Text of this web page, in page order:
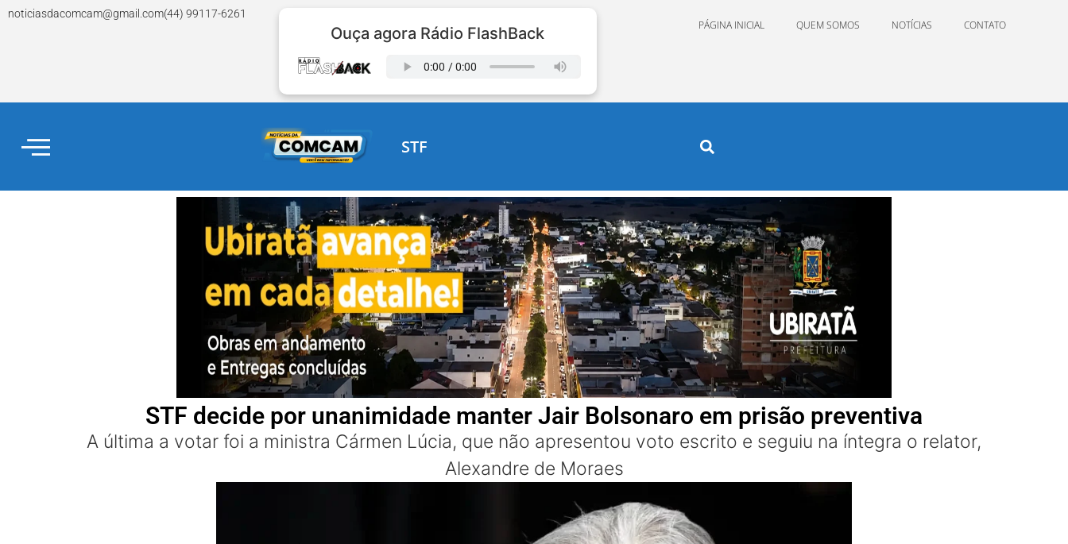
noticiasdacomcam@gmail.com(44) 99117-6261
Ouça agora Rádio FlashBack PÁGINA INICIAL QUEM SOMOS NOTÍCIAS CONTATO
STF
STF decide por unanimidade manter Jair Bolsonaro em prisão preventiva
A última a votar foi a ministra Cármen Lúcia, que não apresentou voto escrito e seguiu na íntegra o relator,
Alexandre de Moraes